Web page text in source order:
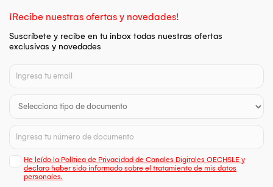
¡Recibe nuestras ofertas y novedades!
Suscríbete y recibe en tu inbox todas nuestras ofertas
exclusivas y novedades
He leído la Política de Privacidad de Canales Digitales OECHSLE y
declaro haber sido informado sobre el tratamiento de mis datos
personales.